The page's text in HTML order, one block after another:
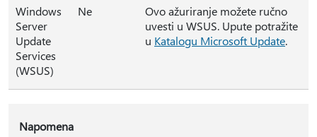
Windows
Server
Update
Services
(WSUS)
Ne
Ovo ažuriranje možete ručno
uvesti u WSUS. Upute potražite
u Katalogu Microsoft Update.
Napomena